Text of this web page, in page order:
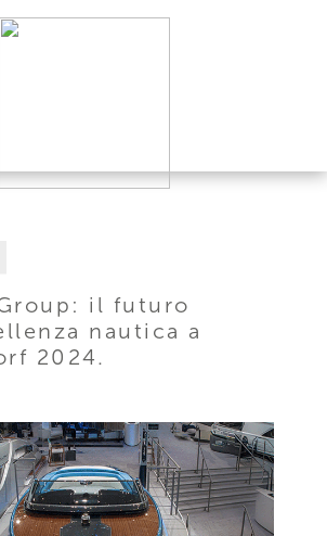
il futuro
nautica a
2024.